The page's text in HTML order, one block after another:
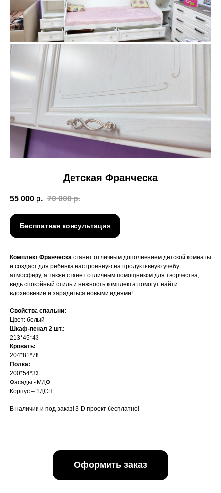
Детская Франческа
55 000 р. 70 000 р.
Бесплатная консультация
Комплект Франческа станет отличным дополнением детской комнаты
и создаст для ребенка настроенную на продуктивную учебу
атмосферу, а также станет отличным помощником для творчества,
ведь спокойный стиль и нежность комплекта помогут найти
вдохновение и зарядиться новыми идеями!
Свойства спальни:
Цвет: белый
Шкаф-пенал 2 шт.:
213*45*43
Кровать:
204*81*78
Полка:
200*54*33
Фасады - МДФ
Корпус – ЛДСП
В наличии и под заказ! 3-D проект бесплатно!
Оформить заказ